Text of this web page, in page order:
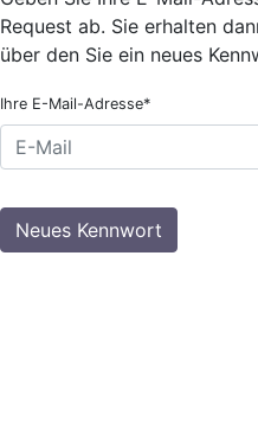
Request ab. Sie erhalten
über den Sie ein neues
Ihre E-Mail-Adresse*
Neues Kennwort